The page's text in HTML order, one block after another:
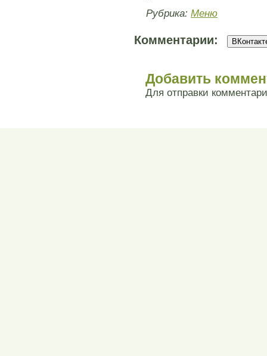
Рубрика: Меню
Комментарии:
Добавить
Для отправки